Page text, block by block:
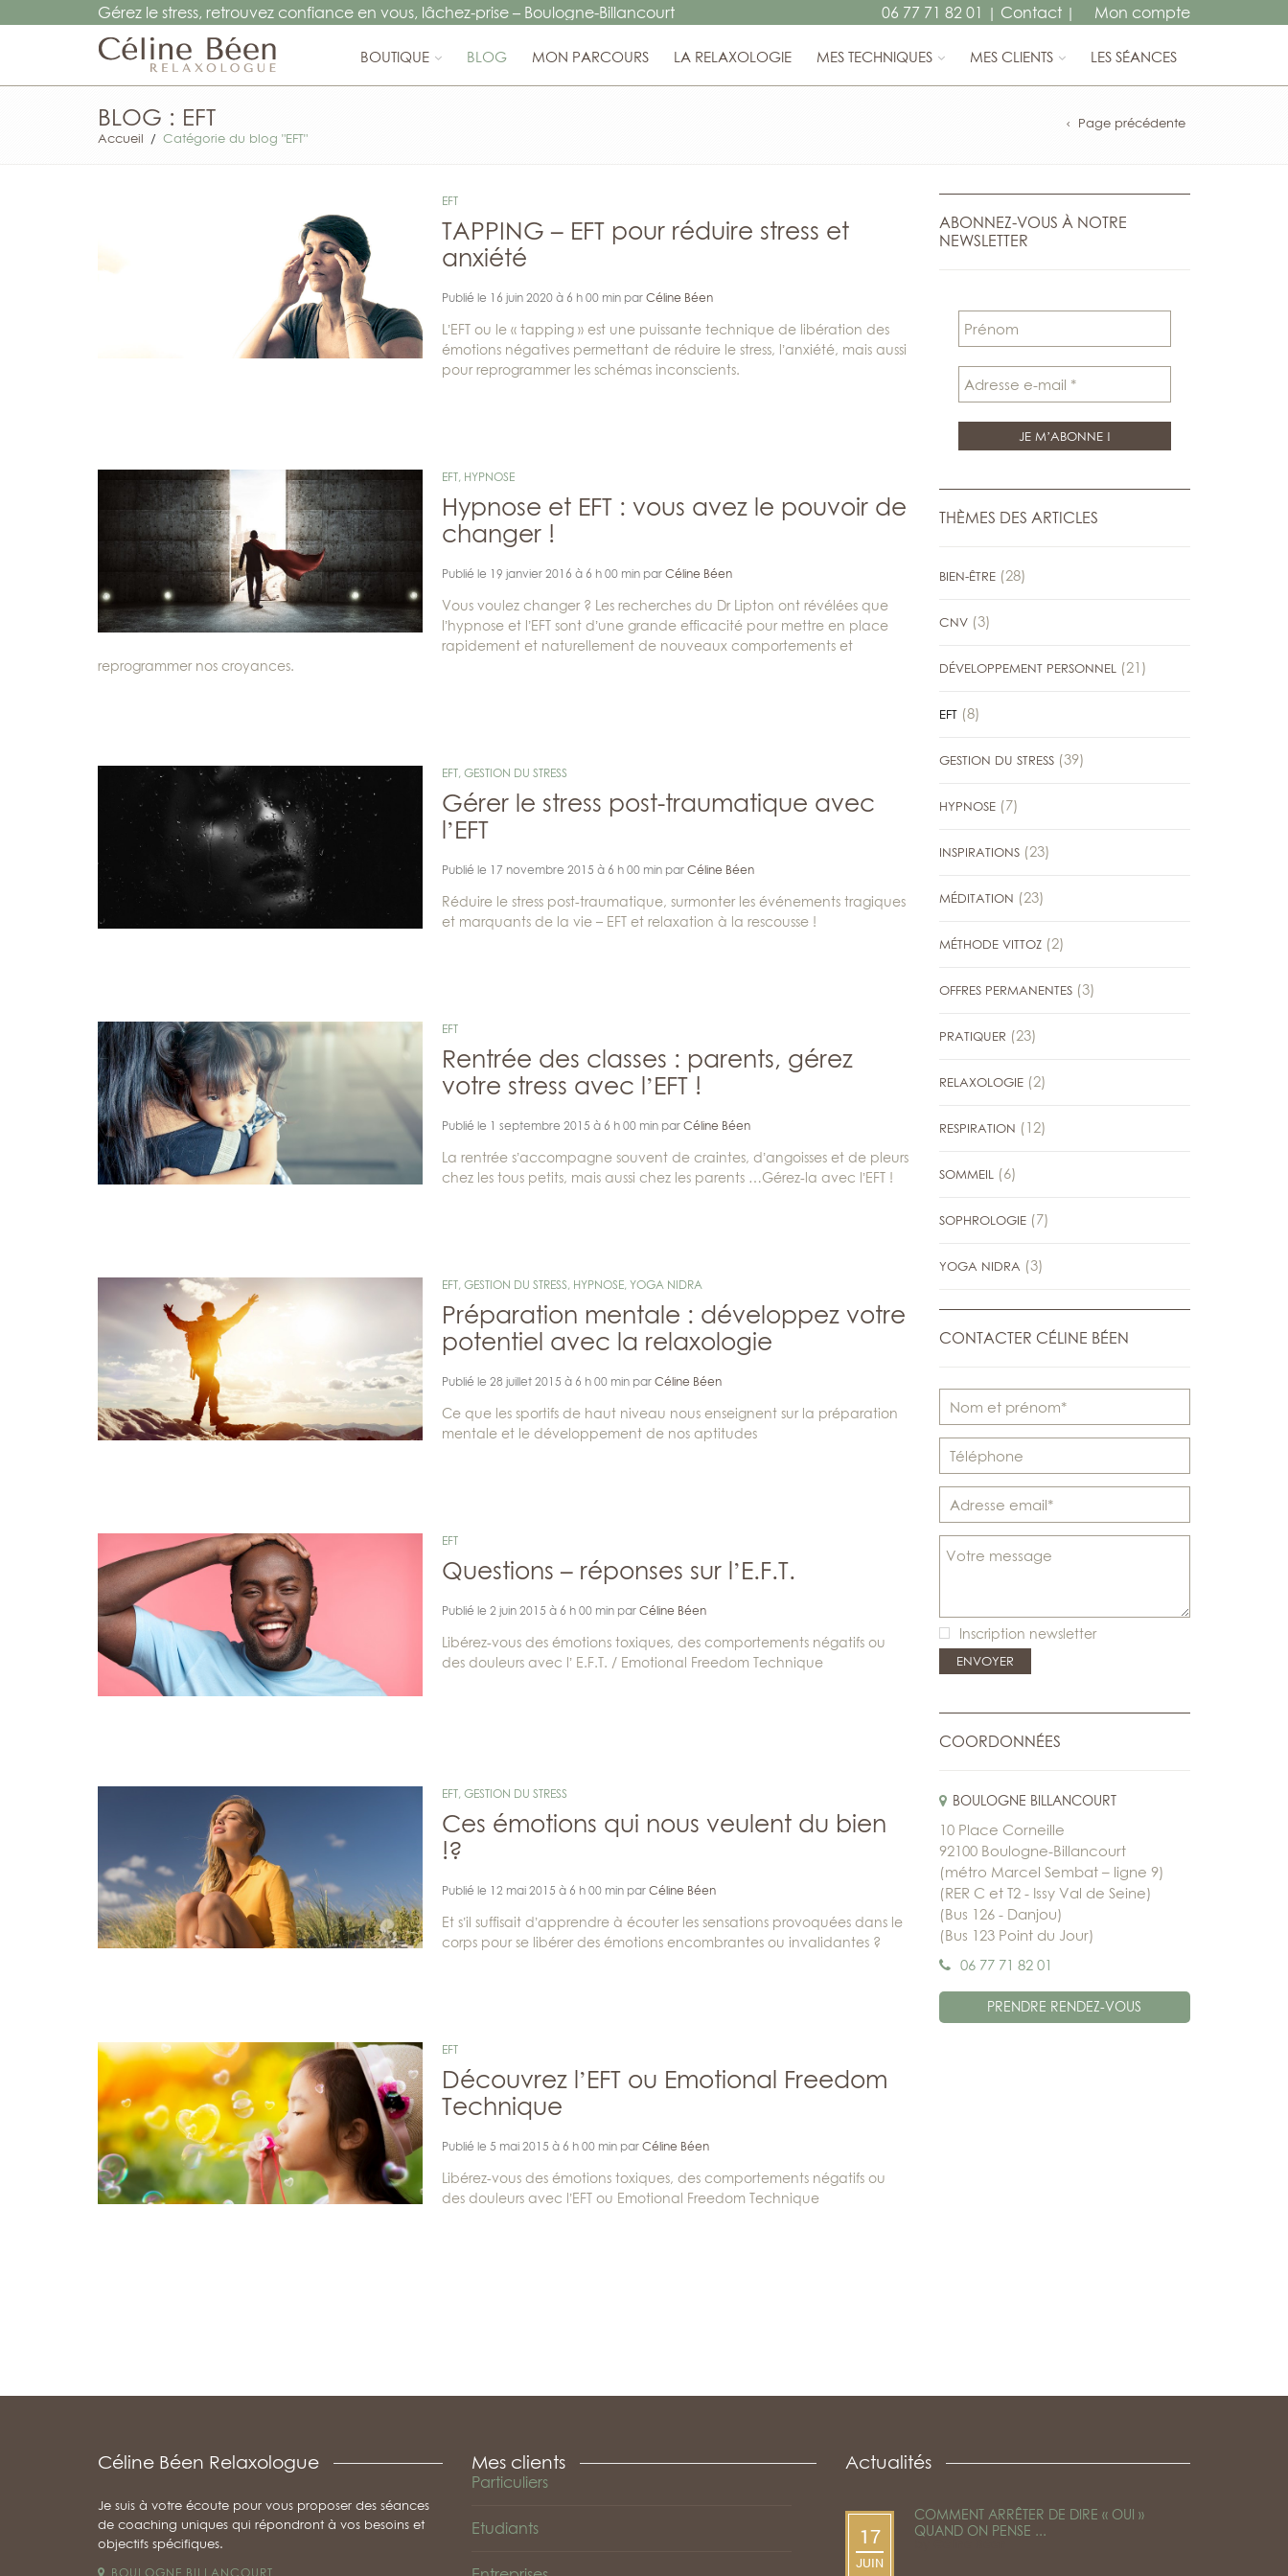
Gérez le stress, retrouvez confiance en vous, lâchez-prise – Boulogne-Billancourt Mon compte
06 77 71 82 01 | Contact |
BOUTIQUE BLOG MON PARCOURS LA RELAXOLOGIE MES TECHNIQUES MES CLIENTS LES SÉANCES
BLOG : EFT
Accueil / Catégorie du blog "EFT"
Page précédente
EFT
TAPPING – EFT pour réduire stress et
anxiété
Publié le 16 juin 2020 à 6 h 00 min par Céline Béen
L’EFT ou le « tapping » est une puissante technique de libération des
émotions négatives permettant de réduire le stress, l’anxiété, mais aussi
pour reprogrammer les schémas inconscients.
EFT, HYPNOSE
Hypnose et EFT : vous avez le pouvoir de
changer !
Publié le 19 janvier 2016 à 6 h 00 min par Céline Béen
Vous voulez changer ? Les recherches du Dr Lipton ont révélées que
l’hypnose et l’EFT sont d’une grande efficacité pour mettre en place
rapidement et naturellement de nouveaux comportements et
reprogrammer nos croyances.
EFT, GESTION DU STRESS
Gérer le stress post-traumatique avec
l’EFT
Publié le 17 novembre 2015 à 6 h 00 min par Céline Béen
Réduire le stress post-traumatique, surmonter les événements tragiques
et marquants de la vie – EFT et relaxation à la rescousse !
EFT
Rentrée des classes : parents, gérez
votre stress avec l’EFT !
Publié le 1 septembre 2015 à 6 h 00 min par Céline Béen
La rentrée s’accompagne souvent de craintes, d’angoisses et de pleurs
chez les tous petits, mais aussi chez les parents …Gérez-la avec l’EFT !
EFT, GESTION DU STRESS, HYPNOSE, YOGA NIDRA
Préparation mentale : développez votre
potentiel avec la relaxologie
Publié le 28 juillet 2015 à 6 h 00 min par Céline Béen
Ce que les sportifs de haut niveau nous enseignent sur la préparation
mentale et le développement de nos aptitudes
EFT
Questions – réponses sur l’E.F.T.
Publié le 2 juin 2015 à 6 h 00 min par Céline Béen
Libérez-vous des émotions toxiques, des comportements négatifs ou
des douleurs avec l’ E.F.T. / Emotional Freedom Technique
EFT, GESTION DU STRESS
Ces émotions qui nous veulent du bien
!?
Publié le 12 mai 2015 à 6 h 00 min par Céline Béen
Et s’il suffisait d’apprendre à écouter les sensations provoquées dans le
corps pour se libérer des émotions encombrantes ou invalidantes ?
EFT
Découvrez l’EFT ou Emotional Freedom
Technique
Publié le 5 mai 2015 à 6 h 00 min par Céline Béen
Libérez-vous des émotions toxiques, des comportements négatifs ou
des douleurs avec l’EFT ou Emotional Freedom Technique
ABONNEZ-VOUS À NOTRE
NEWSLETTER
THÈMES DES ARTICLES
BIEN-ÊTRE(28)
CNV(3)
DÉVELOPPEMENT PERSONNEL (21)
EFT(8)
GESTION DU STRESS(39)
HYPNOSE(7)
INSPIRATIONS(23)
MÉDITATION (23)
MÉTHODE VITTOZ(2)
OFFRES PERMANENTES(3)
PRATIQUER (23)
RELAXOLOGIE(2)
RESPIRATION (12)
SOMMEIL (6)
SOPHROLOGIE(7)
YOGA NIDRA (3)
CONTACTER CÉLINE BÉEN
Inscription newsletter
COORDONNÉES
BOULOGNE BILLANCOURT
10 Place Corneille
92100 Boulogne-Billancourt
(métro Marcel Sembat – ligne 9)
(RER C et T2 - Issy Val de Seine)
(Bus 126 - Danjou)
(Bus 123 Point du Jour)
06 77 71 82 01
PRENDRE RENDEZ-VOUS
Céline Béen Relaxologue
Je suis à votre écoute pour vous proposer des séances
de coaching uniques qui répondront à vos besoins et
objectifs spécifiques.
BOULOGNE BILLANCOURT
Mes clients
Particuliers
Etudiants
Actualités
17
JUIN
COMMENT ARRÊTER DE DIRE « OUI »
QUAND ON PENSE ...